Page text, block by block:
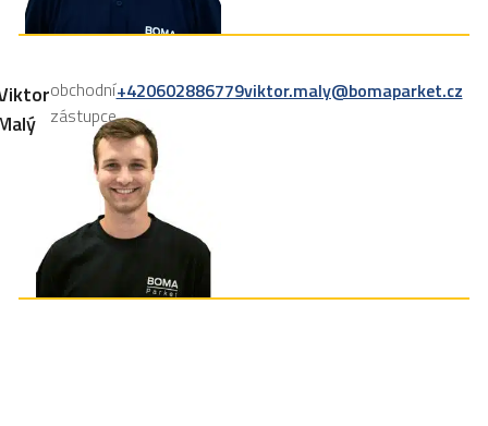
obchodní
zástupce
+420602886779viktor.maly@bomaparket.cz